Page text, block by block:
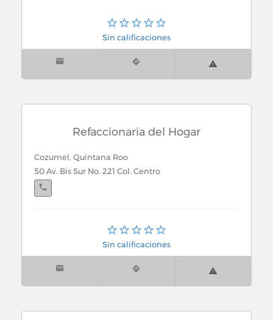
Sin calificaciones
Refaccionaria del Hogar
Cozumel, Quintana Roo
50 Av. Bis Sur No. 221 Col. Centro
Cancún, Quintana Roo
Torcasita Col. Sm. 66 Mz. 3 Lt. 47 Loc. 4
Sin calificaciones